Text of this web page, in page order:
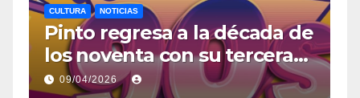
CULTURA NOTICIAS
Pinto regresa a la década de
los noventa con su tercera
feria temática y deportiva
09/04/2026